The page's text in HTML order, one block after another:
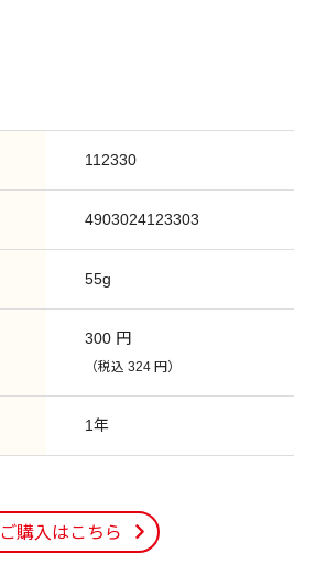
112330
4903024123303
55g
300 円
（税込 324 円）
1年
ご購入はこちら